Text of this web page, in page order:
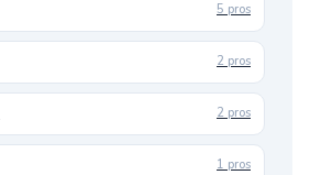
5 pros
2 pros
2 pros
1 pros